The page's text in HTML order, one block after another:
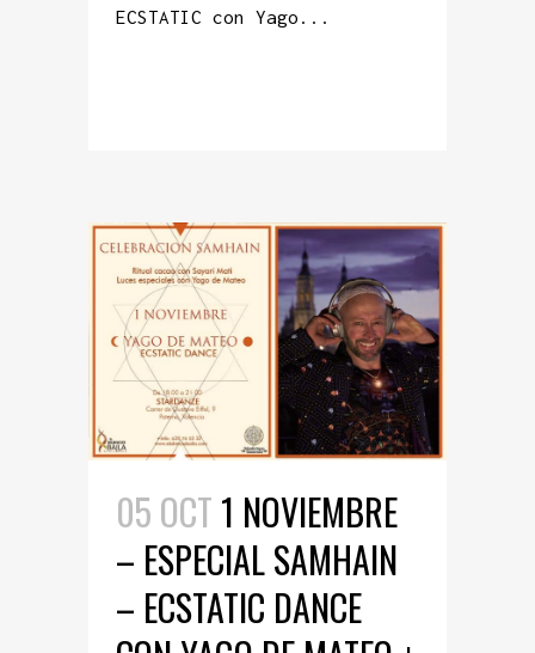
ECSTATIC con Yago...
05 OCT 1 NOVIEMBRE
– ESPECIAL SAMHAIN
– ECSTATIC DANCE